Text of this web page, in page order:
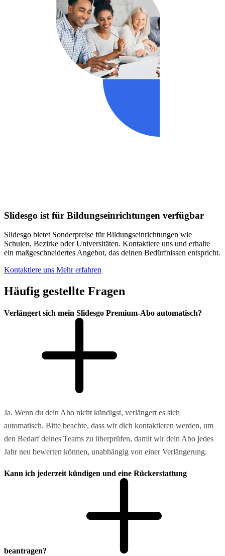
Slidesgo ist für Bildungseinrichtungen verfügbar
Slidesgo bietet Sonderpreise für Bildungseinrichtungen wie
Schulen, Bezirke oder Universitäten. Kontaktiere uns und erhalte
ein maßgeschneidertes Angebot, das deinen Bedürfnissen entspricht.
Kontaktiere uns Mehr erfahren
Häufig gestellte Fragen
Verlängert sich mein Slidesgo Premium-Abo automatisch?
Ja. Wenn du dein Abo nicht kündigst, verlängert es sich
automatisch. Bitte beachte, dass wir dich kontaktieren werden, um
den Bedarf deines Teams zu überprüfen, damit wir dein Abo jedes
Jahr neu bewerten können, unabhängig von einer Verlängerung.
Kann ich jederzeit kündigen und eine Rückerstattung
beantragen?